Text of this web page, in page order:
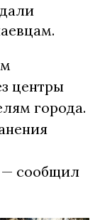
центры
города.
— сообщил